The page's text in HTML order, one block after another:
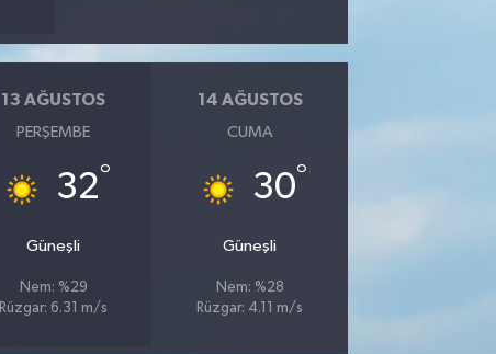
13 AĞUSTOS
PERŞEMBE
32°
Güneşli
Nem: %29
Rüzgar: 6.31 m/s
14 AĞUSTOS
CUMA
30°
Güneşli
Nem: %28
Rüzgar: 4.11 m/s